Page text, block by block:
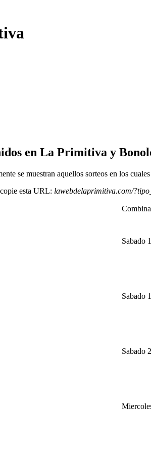
en La Primitiva y
se muestran aquellos sorteos en los
esta URL: lawebdelaprimitiva.com/
Sabado
Sabado
Sabado